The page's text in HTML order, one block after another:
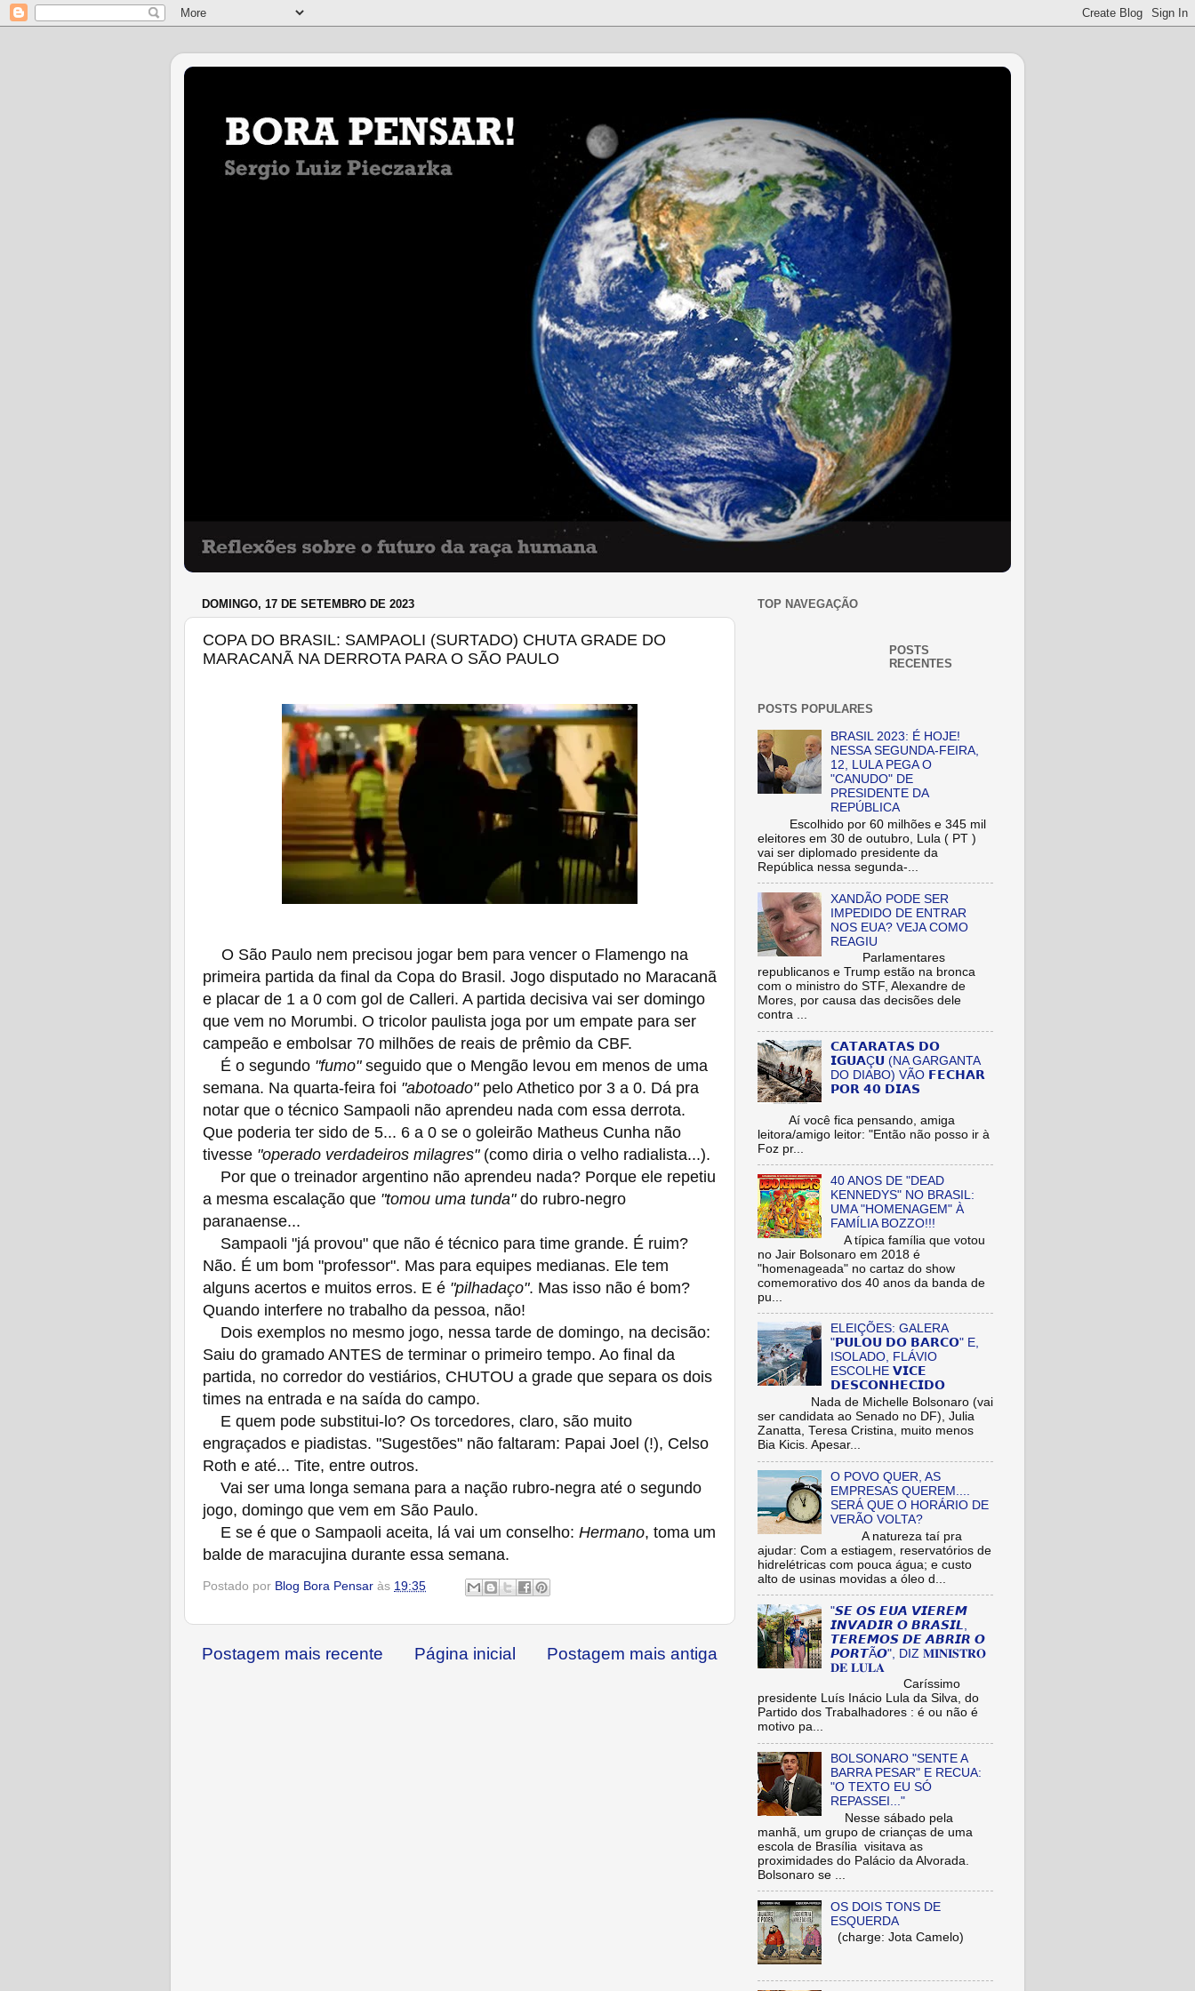
DOMINGO, 17 DE SETEMBRO DE 2023
COPA DO BRASIL: SAMPAOLI (SURTADO) CHUTA GRADE DO
MARACANÃ NA DERROTA PARA O SÃO PAULO
O São Paulo nem precisou jogar bem para vencer o Flamengo na
primeira partida da final da Copa do Brasil. Jogo disputado no Maracanã
e placar de 1 a 0 com gol de Calleri. A partida decisiva vai ser domingo
que vem no Morumbi. O tricolor paulista joga por um empate para ser
campeão e embolsar 70 milhões de reais de prêmio da CBF.
É o segundo "fumo"seguido que o Mengão levou em menos de uma
semana. Na quarta-feira foi "abotoado"pelo Athetico por 3 a 0. Dá pra
notar que o técnico Sampaoli não aprendeu nada com essa derrota.
Que poderia ter sido de 5... 6 a 0 se o goleirão Matheus Cunha não
tivesse "operado verdadeiros milagres"(como diria o velho radialista...).
Por que o treinador argentino não aprendeu nada? Porque ele repetiu
a mesma escalação que "tomou uma tunda"do rubro-negro
paranaense...
Sampaoli "já provou" que não é técnico para time grande. É ruim?
Não. É um bom "professor". Mas para equipes medianas. Ele tem
alguns acertos e muitos erros. E é "pilhadaço". Mas isso não é bom?
Quando interfere no trabalho da pessoa, não!
Dois exemplos no mesmo jogo, nessa tarde de domingo, na decisão:
Saiu do gramado ANTES de terminar o primeiro tempo. Ao final da
partida, no corredor do vestiários, CHUTOU a grade que separa os dois
times na entrada e na saída do campo.
E quem pode substitui-lo? Os torcedores, claro, são muito
engraçados e piadistas. "Sugestões" não faltaram: Papai Joel (!), Celso
Roth e até... Tite, entre outros.
Vai ser uma longa semana para a nação rubro-negra até o segundo
jogo, domingo que vem em São Paulo.
E se é que o Sampaoli aceita, lá vai um conselho: Hermano, toma um
balde de maracujina durante essa semana.
Postado por Blog Bora Pensar às 19:35
Postagem mais recente Postagem mais antiga
Página inicial
TOP NAVEGAÇÃO
POSTS
RECENTES
POSTS POPULARES
BRASIL 2023: É HOJE!
NESSA SEGUNDA-FEIRA,
12, LULA PEGA O
"CANUDO" DE
PRESIDENTE DA
REPÚBLICA
Escolhido por 60 milhões e 345 mil
eleitores em 30 de outubro, Lula ( PT )
vai ser diplomado presidente da
República nessa segunda-...
XANDÃO PODE SER
IMPEDIDO DE ENTRAR
NOS EUA? VEJA COMO
REAGIU
Parlamentares
republicanos e Trump estão na bronca
com o ministro do STF, Alexandre de
Mores, por causa das decisões dele
contra ...
𝗖𝗔𝗧𝗔𝗥𝗔𝗧𝗔𝗦 𝗗𝗢
𝗜𝗚𝗨𝗔Ç𝗨 (NA GARGANTA
DO DIABO) VÃO 𝗙𝗘𝗖𝗛𝗔𝗥
𝗣𝗢𝗥 𝟰𝟬 𝗗𝗜𝗔𝗦
Aí você fica pensando, amiga
leitora/amigo leitor: "Então não posso ir à
Foz pr...
40 ANOS DE "DEAD
KENNEDYS" NO BRASIL:
UMA "HOMENAGEM" À
FAMÍLIA BOZZO!!!
A típica família que votou
no Jair Bolsonaro em 2018 é
"homenageada" no cartaz do show
comemorativo dos 40 anos da banda de
pu...
ELEIÇÕES: GALERA
"𝗣𝗨𝗟𝗢𝗨 𝗗𝗢 𝗕𝗔𝗥𝗖𝗢" E,
ISOLADO, FLÁVIO
ESCOLHE 𝗩𝗜𝗖𝗘
𝗗𝗘𝗦𝗖𝗢𝗡𝗛𝗘𝗖𝗜𝗗𝗢
Nada de Michelle Bolsonaro (vai
ser candidata ao Senado no DF), Julia
Zanatta, Teresa Cristina, muito menos
Bia Kicis. Apesar...
O POVO QUER, AS
EMPRESAS QUEREM....
SERÁ QUE O HORÁRIO DE
VERÃO VOLTA?
A natureza taí pra
ajudar: Com a estiagem, reservatórios de
hidrelétricas com pouca água; e custo
alto de usinas movidas a óleo d...
"𝙎𝙀 𝙊𝙎 𝙀𝙐𝘼 𝙑𝙄𝙀𝙍𝙀𝙈
𝙄𝙉𝙑𝘼𝘿𝙄𝙍 𝙊 𝘽𝙍𝘼𝙎𝙄𝙇,
𝙏𝙀𝙍𝙀𝙈𝙊𝙎 𝘿𝙀 𝘼𝘽𝙍𝙄𝙍 𝙊
𝙋𝙊𝙍𝙏Ã𝙊", DIZ 𝐌𝐈𝐍𝐈𝐒𝐓𝐑𝐎
𝐃𝐄 𝐋𝐔𝐋𝐀
Caríssimo
presidente Luís Inácio Lula da Silva, do
Partido dos Trabalhadores : é ou não é
motivo pa...
BOLSONARO "SENTE A
BARRA PESAR" E RECUA:
"O TEXTO EU SÓ
REPASSEI..."
Nesse sábado pela
manhã, um grupo de crianças de uma
escola de Brasília visitava as
proximidades do Palácio da Alvorada.
Bolsonaro se ...
OS DOIS TONS DE
ESQUERDA
(charge: Jota Camelo)